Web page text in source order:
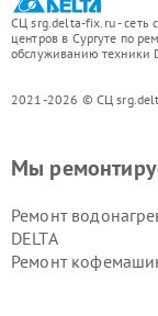
СЦ srg.delta-fix.ru - сеть
центров в Сургуте по
обслуживанию техники
2021-2026 © СЦ
Мы
Ремонт
DELTA
Ремонт